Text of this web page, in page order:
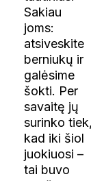
Sakiau
joms:
atsiveskite
berniukų ir
galėsime
šokti. Per
savaitę jų
surinko tiek,
kad iki šiol
juokiuosi –
tai buvo